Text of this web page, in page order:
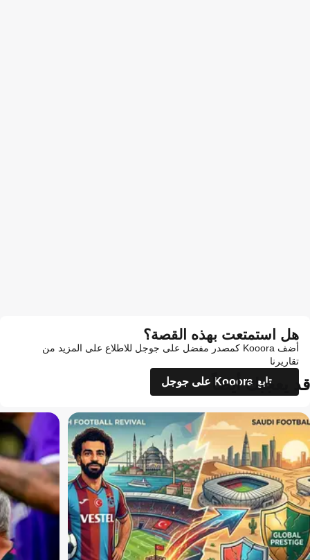
هل استمتعت بهذه القصة؟
أضف Kooora كمصدر مفضل على جوجل للاطلاع على المزيد من
تقاريرنا
تابع Kooora على جوجل
قد يعجبك أيضاً